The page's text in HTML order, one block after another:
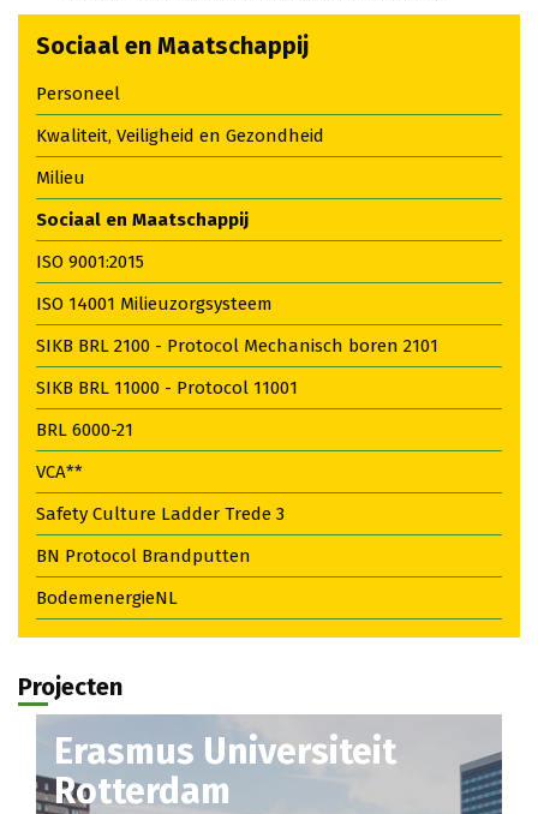
Sociaal en Maatschappij
Personeel
Kwaliteit, Veiligheid en Gezondheid
Milieu
Sociaal en Maatschappij
ISO 9001:2015
ISO 14001 Milieuzorgsysteem
SIKB BRL 2100 - Protocol Mechanisch boren 2101
SIKB BRL 11000 - Protocol 11001
BRL 6000-21
VCA**
Safety Culture Ladder Trede 3
BN Protocol Brandputten
BodemenergieNL
Projecten
Erasmus Universiteit
Rotterdam